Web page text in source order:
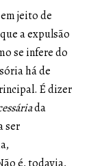
jeito de
a expulsão
se infere do
há de
É dizer
da
ser